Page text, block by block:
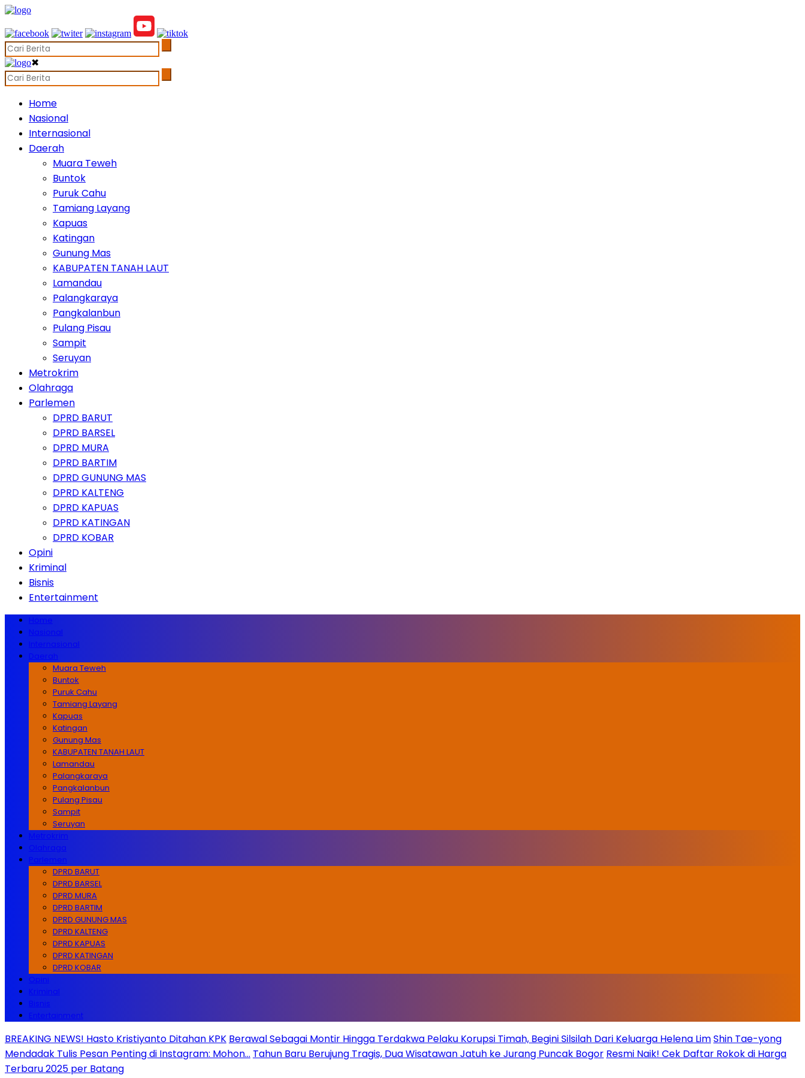
✖
Home
Nasional
Internasional
Daerah
Muara Teweh
Buntok
Puruk Cahu
Tamiang Layang
Kapuas
Katingan
Gunung Mas
KABUPATEN TANAH LAUT
Lamandau
Palangkaraya
Pangkalanbun
Pulang Pisau
Sampit
Seruyan
Metrokrim
Olahraga
Parlemen
DPRD BARUT
DPRD BARSEL
DPRD MURA
DPRD BARTIM
DPRD GUNUNG MAS
DPRD KALTENG
DPRD KAPUAS
DPRD KATINGAN
DPRD KOBAR
Opini
Kriminal
Bisnis
Entertainment
Home
Nasional
Internasional
Daerah
Muara Teweh
Buntok
Puruk Cahu
Tamiang Layang
Kapuas
Katingan
Gunung Mas
KABUPATEN TANAH LAUT
Lamandau
Palangkaraya
Pangkalanbun
Pulang Pisau
Sampit
Seruyan
Metrokrim
Olahraga
Parlemen
DPRD BARUT
DPRD BARSEL
DPRD MURA
DPRD BARTIM
DPRD GUNUNG MAS
DPRD KALTENG
DPRD KAPUAS
DPRD KATINGAN
DPRD KOBAR
Opini
Kriminal
Bisnis
Entertainment
BREAKING NEWS! Hasto Kristiyanto Ditahan KPK Berawal Sebagai Montir Hingga Terdakwa Pelaku Korupsi Timah, Begini Silsilah Dari Keluarga Helena LimShin Tae-yong
Mendadak Tulis Pesan Penting di Instagram: Mohon… Tahun Baru Berujung Tragis, Dua Wisatawan Jatuh ke Jurang Puncak Bogor Resmi Naik! Cek Daftar Rokok di Harga
Terbaru 2025 per Batang